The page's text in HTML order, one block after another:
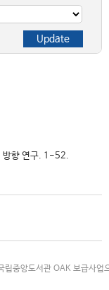
향 연구. 1-52.
중앙도서관 OAK 보급사업